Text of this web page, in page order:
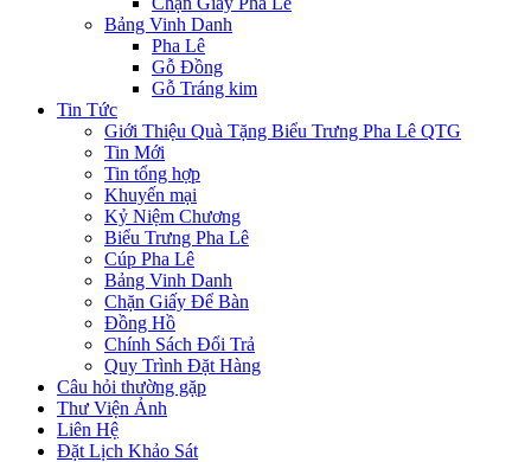
Bảng Vinh Danh
Pha Lê
Gỗ Đồng
Gỗ Tráng kim
Tin Tức
Giới Thiệu Quà Tặng Biểu Trưng Pha Lê QTG
Tin Mới
Tin tổng hợp
Khuyến mại
Kỷ Niệm Chương
Biểu Trưng Pha Lê
Cúp Pha Lê
Bảng Vinh Danh
Chặn Giấy Để Bàn
Đồng Hồ
Chính Sách Đổi Trả
Quy Trình Đặt Hàng
Câu hỏi thường gặp
Thư Viện Ảnh
Liên Hệ
Đặt Lịch Khảo Sát